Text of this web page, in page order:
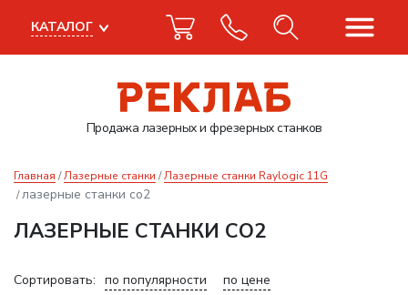
Продажа лазерныхи фрезерных станков
КАТАЛОГ
Главная Лазерные станки Лазерные станки Raylogic 11G
лазерные станки со2
ЛАЗЕРНЫЕ СТАНКИ СО2
Сортировать: по популярности
по цене